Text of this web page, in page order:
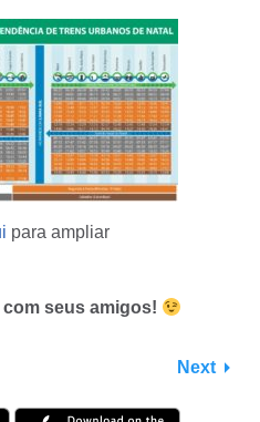
para ampliar
seus amigos!
Next